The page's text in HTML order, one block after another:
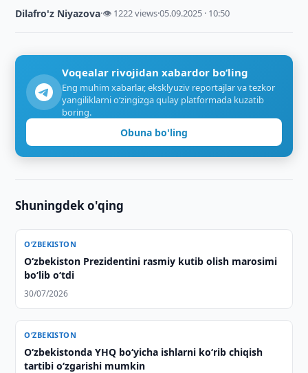
Dilafro'z Niyazova·👁 1222 views·05.09.2025 · 10:50
Voqealar rivojidan xabardor bo‘ling
Eng muhim xabarlar, eksklyuziv reportajlar va tezkor
yangiliklarni o‘zingizga qulay platformada kuzatib
boring.
Obuna bo'ling
Shuningdek o'qing
O‘ZBEKISTON
Oʻzbekiston Prezidentini rasmiy kutib olish marosimi
boʻlib oʻtdi
30/07/2026
O‘ZBEKISTON
O‘zbekistonda YHQ bo‘yicha ishlarni ko‘rib chiqish
tartibi o‘zgarishi mumkin